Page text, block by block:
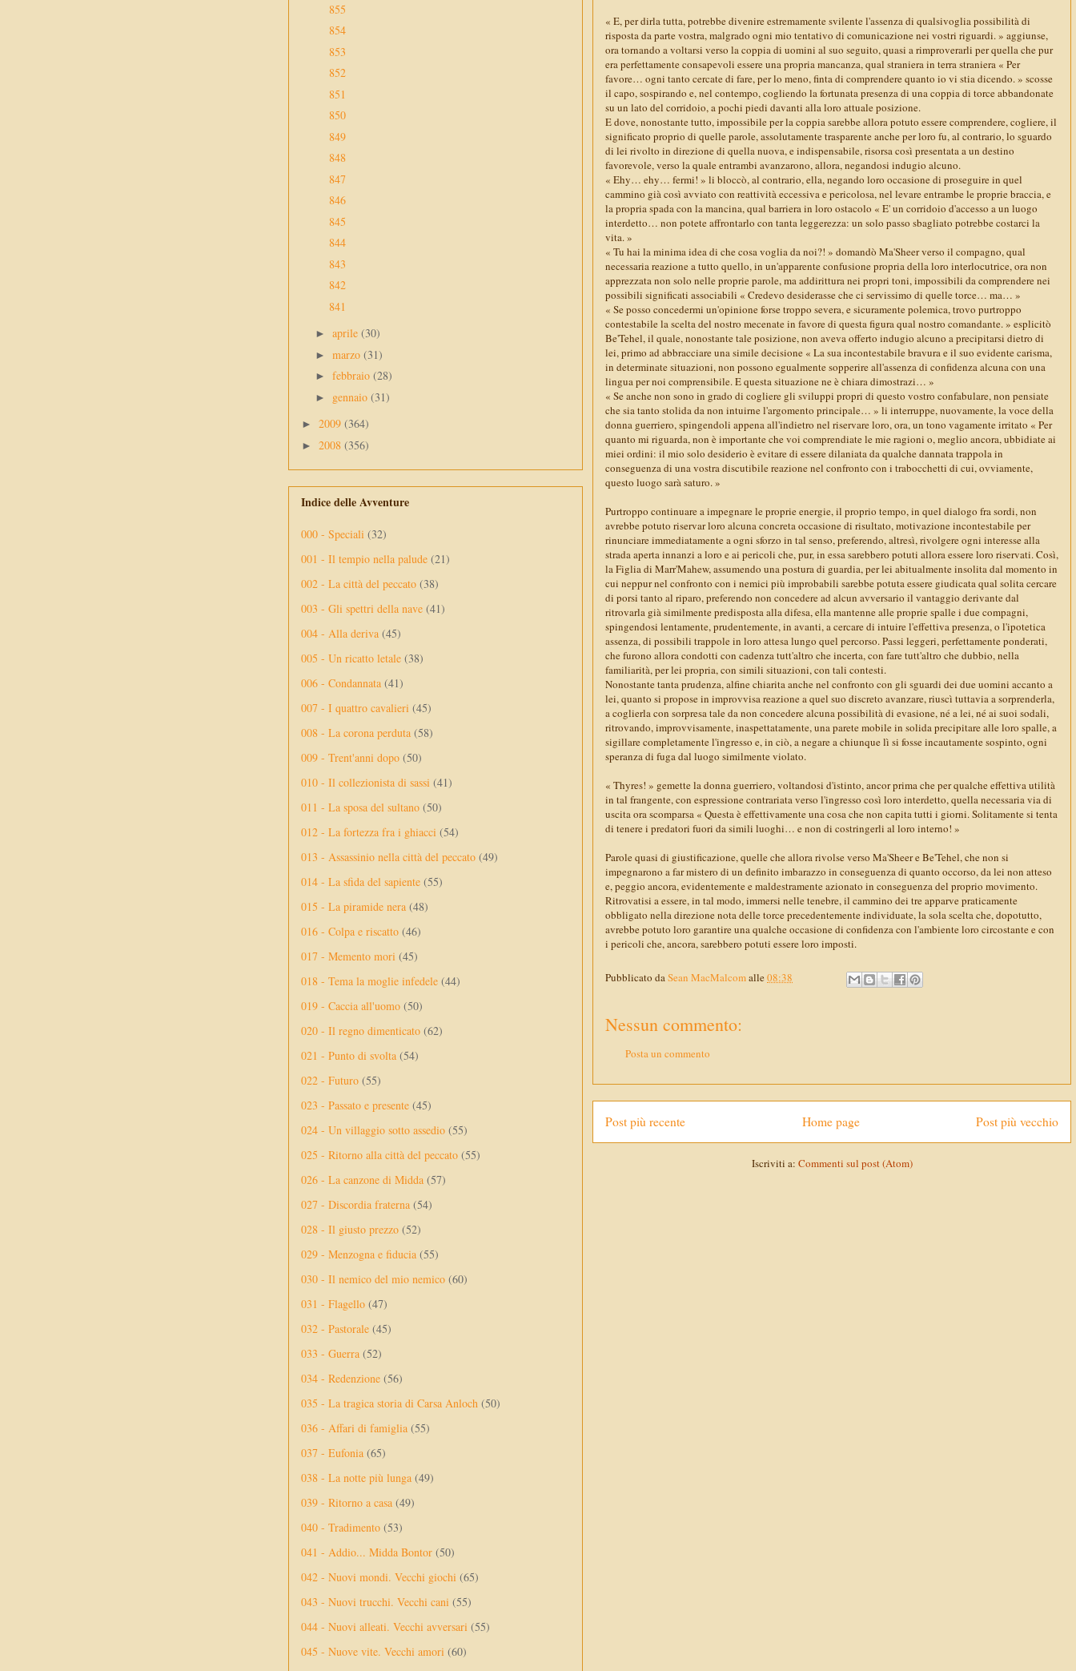
« E, per dirla tutta, potrebbe divenire estremamente svilente l'assenza di qualsivoglia possibilità di
risposta da parte vostra, malgrado ogni mio tentativo di comunicazione nei vostri riguardi. » aggiunse,
ora tornando a voltarsi verso la coppia di uomini al suo seguito, quasi a rimproverarli per quella che pur
era perfettamente consapevoli essere una propria mancanza, qual straniera in terra straniera « Per
favore… ogni tanto cercate di fare, per lo meno, finta di comprendere quanto io vi stia dicendo. » scosse
il capo, sospirando e, nel contempo, cogliendo la fortunata presenza di una coppia di torce abbandonate
su un lato del corridoio, a pochi piedi davanti alla loro attuale posizione.
E dove, nonostante tutto, impossibile per la coppia sarebbe allora potuto essere comprendere, cogliere, il
significato proprio di quelle parole, assolutamente trasparente anche per loro fu, al contrario, lo sguardo
di lei rivolto in direzione di quella nuova, e indispensabile, risorsa così presentata a un destino
favorevole, verso la quale entrambi avanzarono, allora, negandosi indugio alcuno.
« Ehy… ehy… fermi! » li bloccò, al contrario, ella, negando loro occasione di proseguire in quel
cammino già così avviato con reattività eccessiva e pericolosa, nel levare entrambe le proprie braccia, e
la propria spada con la mancina, qual barriera in loro ostacolo « E' un corridoio d'accesso a un luogo
interdetto… non potete affrontarlo con tanta leggerezza: un solo passo sbagliato potrebbe costarci la
vita. »
« Tu hai la minima idea di che cosa voglia da noi?! » domandò Ma'Sheer verso il compagno, qual
necessaria reazione a tutto quello, in un'apparente confusione propria della loro interlocutrice, ora non
apprezzata non solo nelle proprie parole, ma addirittura nei propri toni, impossibili da comprendere nei
possibili significati associabili « Credevo desiderasse che ci servissimo di quelle torce… ma… »
« Se posso concedermi un'opinione forse troppo severa, e sicuramente polemica, trovo purtroppo
contestabile la scelta del nostro mecenate in favore di questa figura qual nostro comandante. » esplicitò
Be'Tehel, il quale, nonostante tale posizione, non aveva offerto indugio alcuno a precipitarsi dietro di
lei, primo ad abbracciare una simile decisione « La sua incontestabile bravura e il suo evidente carisma,
in determinate situazioni, non possono egualmente sopperire all'assenza di confidenza alcuna con una
lingua per noi comprensibile. E questa situazione ne è chiara dimostrazi… »
« Se anche non sono in grado di cogliere gli sviluppi propri di questo vostro confabulare, non pensiate
che sia tanto stolida da non intuirne l'argomento principale… » li interruppe, nuovamente, la voce della
donna guerriero, spingendoli appena all'indietro nel riservare loro, ora, un tono vagamente irritato « Per
quanto mi riguarda, non è importante che voi comprendiate le mie ragioni o, meglio ancora, ubbidiate ai
miei ordini: il mio solo desiderio è evitare di essere dilaniata da qualche dannata trappola in
conseguenza di una vostra discutibile reazione nel confronto con i trabocchetti di cui, ovviamente,
questo luogo sarà saturo. »
Purtroppo continuare a impegnare le proprie energie, il proprio tempo, in quel dialogo fra sordi, non
avrebbe potuto riservar loro alcuna concreta occasione di risultato, motivazione incontestabile per
rinunciare immediatamente a ogni sforzo in tal senso, preferendo, altresì, rivolgere ogni interesse alla
strada aperta innanzi a loro e ai pericoli che, pur, in essa sarebbero potuti allora essere loro riservati. Così,
la Figlia di Marr'Mahew, assumendo una postura di guardia, per lei abitualmente insolita dal momento in
cui neppur nel confronto con i nemici più improbabili sarebbe potuta essere giudicata qual solita cercare
di porsi tanto al riparo, preferendo non concedere ad alcun avversario il vantaggio derivante dal
ritrovarla già similmente predisposta alla difesa, ella mantenne alle proprie spalle i due compagni,
spingendosi lentamente, prudentemente, in avanti, a cercare di intuire l'effettiva presenza, o l'ipotetica
assenza, di possibili trappole in loro attesa lungo quel percorso. Passi leggeri, perfettamente ponderati,
che furono allora condotti con cadenza tutt'altro che incerta, con fare tutt'altro che dubbio, nella
familiarità, per lei propria, con simili situazioni, con tali contesti.
Nonostante tanta prudenza, alfine chiarita anche nel confronto con gli sguardi dei due uomini accanto a
lei, quanto si propose in improvvisa reazione a quel suo discreto avanzare, riuscì tuttavia a sorprenderla,
a coglierla con sorpresa tale da non concedere alcuna possibilità di evasione, né a lei, né ai suoi sodali,
ritrovando, improvvisamente, inaspettatamente, una parete mobile in solida precipitare alle loro spalle, a
sigillare completamente l'ingresso e, in ciò, a negare a chiunque lì si fosse incautamente sospinto, ogni
speranza di fuga dal luogo similmente violato.
« Thyres! » gemette la donna guerriero, voltandosi d'istinto, ancor prima che per qualche effettiva utilità
in tal frangente, con espressione contrariata verso l'ingresso così loro interdetto, quella necessaria via di
uscita ora scomparsa « Questa è effettivamente una cosa che non capita tutti i giorni. Solitamente si tenta
di tenere i predatori fuori da simili luoghi… e non di costringerli al loro interno! »
Parole quasi di giustificazione, quelle che allora rivolse verso Ma'Sheer e Be'Tehel, che non si
impegnarono a far mistero di un definito imbarazzo in conseguenza di quanto occorso, da lei non atteso
e, peggio ancora, evidentemente e maldestramente azionato in conseguenza del proprio movimento.
Ritrovatisi a essere, in tal modo, immersi nelle tenebre, il cammino dei tre apparve praticamente
obbligato nella direzione nota delle torce precedentemente individuate, la sola scelta che, dopotutto,
avrebbe potuto loro garantire una qualche occasione di confidenza con l'ambiente loro circostante e con
i pericoli che, ancora, sarebbero potuti essere loro imposti.
Pubblicato daSean MacMalcomalle 08:38
Nessun commento:
Posta un commento
Post più recente Post più vecchio
Home page
Iscriviti a: Commenti sul post (Atom)
855
854
853
852
851
850
849
848
847
846
845
844
843
842
841
► aprile (30)
► marzo (31)
► febbraio (28)
► gennaio (31)
► 2009 (364)
► 2008 (356)
Indice delle Avventure
000 - Speciali (32)
001 - Il tempio nella palude (21)
002 - La città del peccato (38)
003 - Gli spettri della nave (41)
004 - Alla deriva (45)
005 - Un ricatto letale (38)
006 - Condannata (41)
007 - I quattro cavalieri (45)
008 - La corona perduta (58)
009 - Trent'anni dopo (50)
010 - Il collezionista di sassi (41)
011 - La sposa del sultano (50)
012 - La fortezza fra i ghiacci (54)
013 - Assassinio nella città del peccato (49)
014 - La sfida del sapiente (55)
015 - La piramide nera (48)
016 - Colpa e riscatto (46)
017 - Memento mori (45)
018 - Tema la moglie infedele (44)
019 - Caccia all'uomo (50)
020 - Il regno dimenticato (62)
021 - Punto di svolta (54)
022 - Futuro (55)
023 - Passato e presente (45)
024 - Un villaggio sotto assedio (55)
025 - Ritorno alla città del peccato (55)
026 - La canzone di Midda (57)
027 - Discordia fraterna (54)
028 - Il giusto prezzo (52)
029 - Menzogna e fiducia (55)
030 - Il nemico del mio nemico (60)
031 - Flagello (47)
032 - Pastorale (45)
033 - Guerra (52)
034 - Redenzione (56)
035 - La tragica storia di Carsa Anloch (50)
036 - Affari di famiglia (55)
037 - Eufonia (65)
038 - La notte più lunga (49)
039 - Ritorno a casa (49)
040 - Tradimento (53)
041 - Addio... Midda Bontor (50)
042 - Nuovi mondi. Vecchi giochi (65)
043 - Nuovi trucchi. Vecchi cani (55)
044 - Nuovi alleati. Vecchi avversari (55)
045 - Nuove vite. Vecchi amori (60)